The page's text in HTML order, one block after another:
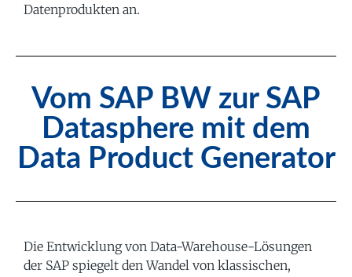
Datenprodukten an.
Vom SAP BW zur SAP
Datasphere mit dem
Data Product Generator
Die Entwicklung von Data-Warehouse-Lösungen
der SAP spiegelt den Wandel von klassischen,